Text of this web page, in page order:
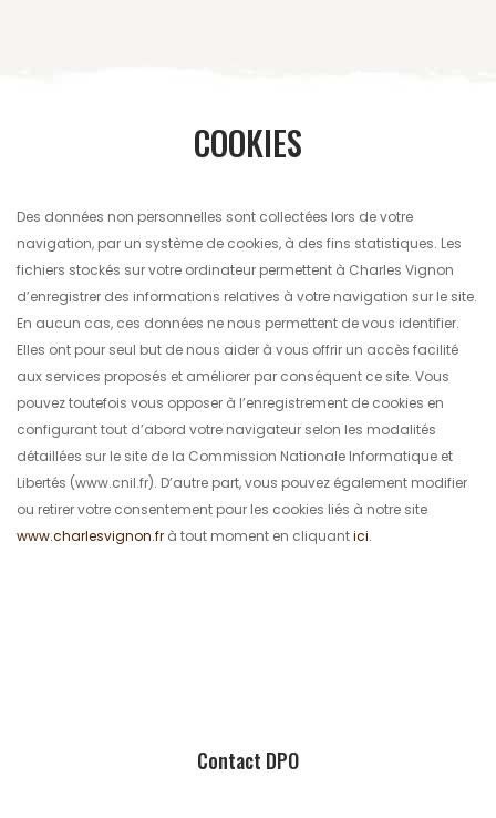
COOKIES
Des données non personnelles sont collectées lors de votre
navigation, par un système de cookies, à des fins statistiques. Les
fichiers stockés sur votre ordinateur permettent à Charles Vignon
d’enregistrer des informations relatives à votre navigation sur le site.
En aucun cas, ces données ne nous permettent de vous identifier.
Elles ont pour seul but de nous aider à vous offrir un accès facilité
aux services proposés et améliorer par conséquent ce site. Vous
pouvez toutefois vous opposer à l’enregistrement de cookies en
configurant tout d’abord votre navigateur selon les modalités
détaillées sur le site de la Commission Nationale Informatique et
Libertés (www.cnil.fr). D’autre part, vous pouvez également modifier
ou retirer votre consentement pour les cookies liés à notre site
www.charlesvignon.fr à tout moment en cliquantici.
Contact DPO